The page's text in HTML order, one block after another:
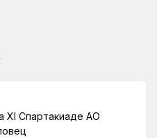
XI Спартакиаде АО